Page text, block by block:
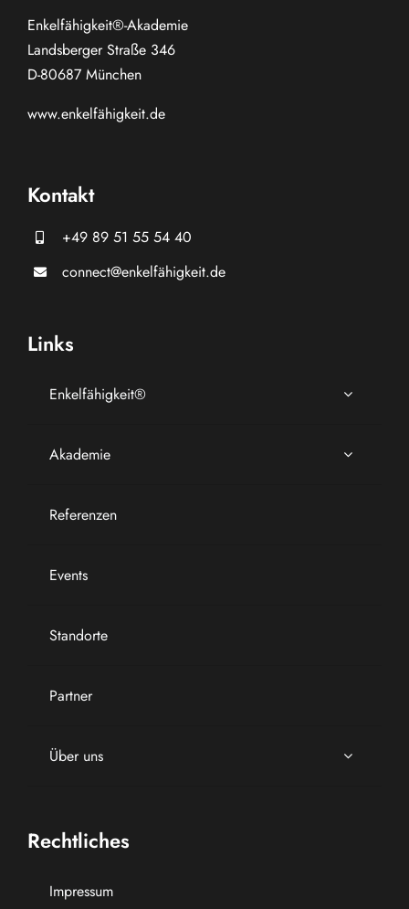
Enkelfähigkeit®-Akademie
Landsberger Straße 346
D-80687 München
www.enkelfähigkeit.de
Kontakt
+49 89 51 55 54 40
connect@enkelfähigkeit.de
Links
Enkelfähigkeit®
Akademie
Referenzen
Events
Standorte
Partner
Über uns
Rechtliches
Impressum